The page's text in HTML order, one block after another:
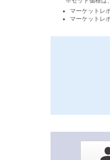
マーケットレ
マーケットレ